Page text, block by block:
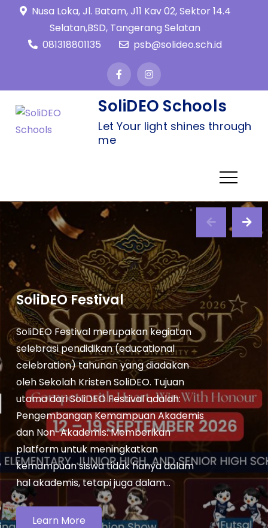
Nusa Loka, Jl. Batam, J11 Kav 02, Sektor 14.4
Selatan,BSD, Tangerang Selatan
081318801135
psb@solideo.sch.id
SoliDEO Schools
Let Your light shines through
me
SoliDEO Festival
SoliDEO Festival merupakan kegiatan
selebrasi pendidikan (educational
celebration) tahunan yang diadakan
oleh Sekolah Kristen SoliDEO. Tujuan
utama dari SoliDEO Festival adalah:
Pengembangan Kemampuan Akademis
dan Non-Akademis: Memberikan
platform untuk meningkatkan
kemampuan siswa tidak hanya dalam
hal akademis, tetapi juga dalam…
Learn More